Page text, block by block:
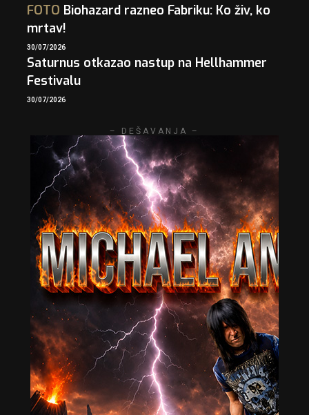
FOTO Biohazard razneo Fabriku: Ko živ, ko
mrtav!
30/07/2026
Saturnus otkazao nastup na Hellhammer
Festivalu
30/07/2026
– DEŠAVANJA –